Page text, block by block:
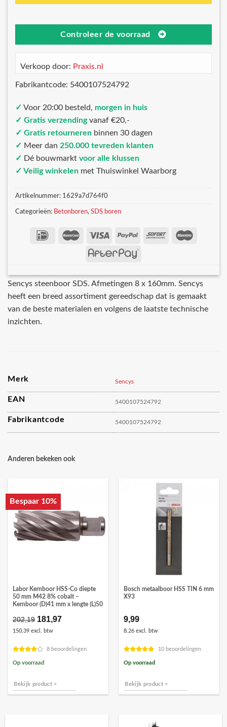
Controleer de voorraad
Verkoop door: Praxis.nl
Fabrikantcode: 5400107524792
✓ Voor 20:00 besteld, morgen in huis
✓ Gratis verzendingvanaf €20,-
✓ Gratis retourneren binnen 30 dagen
✓ Meer dan 250.000 tevreden klanten
✓ Dé bouwmarkt voor alle klussen
✓ Veilig winkelen met Thuiswinkel Waarborg
Artikelnummer: 1629a7d764f0
Categorieën: Betonboren, SDS boren
Sencys steenboor SDS. Afmetingen 8 x 160mm. Sencys
heeft een breed assortiment gereedschap dat is gemaakt
van de beste materialen en volgens de laatste technische
inzichten.
Merk Sencys
EAN 5400107524792
Fabrikantcode 5400107524792
Anderen bekeken ook
Bespaar 10%
Labor Kernboor HSS-Co diepte
50 mm M42 8% cobalt –
Kernboor (D)41 mm x lengte (L)50
202,19 Oorspronkelijke
prijs
was:
181,97Huidige
150,39 excl. btw
8 beoordelingen
Op voorraad
Bekijk product >
Bosch metaalboor HSS TIN 6 mm
X93
9,99
8.26 excl. btw
10 beoordelingen
Op voorraad
Bekijk product >